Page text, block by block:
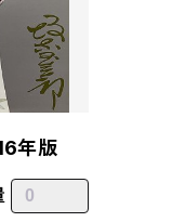
年版